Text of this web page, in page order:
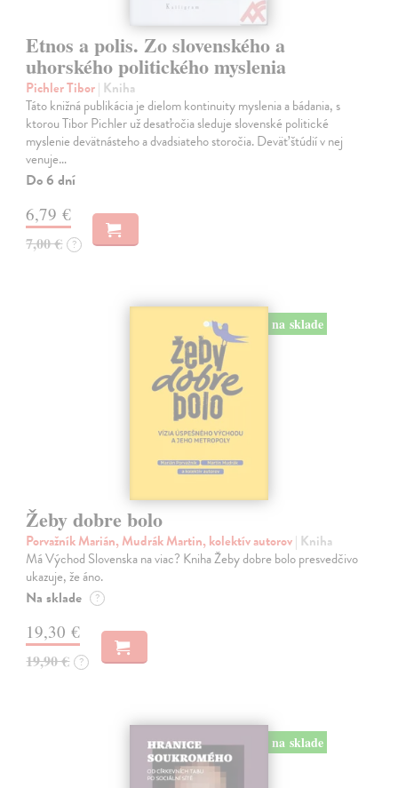
Etnos a polis. Zo slovenského a
uhorského politického myslenia
Pichler Tibor| Kniha
Táto knižná publikácia je dielom kontinuity myslenia a bádania, s
ktorou Tibor Pichler už desaťročia sleduje slovenské politické
myslenie devätnásteho a dvadsiateho storočia. Deväť štúdií v nej
venuje…
Do 6 dní
6,79 €
7,00 € ?
na sklade
Žeby dobre bolo
Porvažník Marián, Mudrák Martin, kolektív autorov| Kniha
Má Východ Slovenska na viac? Kniha Žeby dobre bolo presvedčivo
ukazuje, že áno.
Na sklade ?
19,30 €
19,90 € ?
na sklade